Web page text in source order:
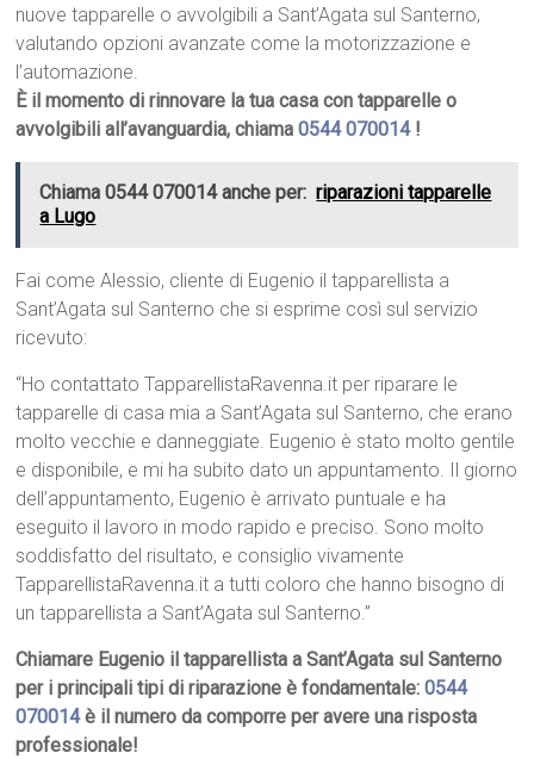
nuove tapparelle o avvolgibili a Sant’Agata sul Santerno,
valutando opzioni avanzate come la motorizzazione e
l’automazione.
È il momento di rinnovare la tua casa con tapparelle o
avvolgibili all’avanguardia, chiama0544 070014!
Chiama 0544 070014 anche per: riparazioni tapparelle
a Lugo
Fai come Alessio, cliente di Eugenio il tapparellista a
Sant’Agata sul Santerno che si esprime così sul servizio
ricevuto:
“Ho contattato TapparellistaRavenna.it per riparare le
tapparelle di casa mia a Sant’Agata sul Santerno, che erano
molto vecchie e danneggiate. Eugenio è stato molto gentile
e disponibile, e mi ha subito dato un appuntamento. Il giorno
dell’appuntamento, Eugenio è arrivato puntuale e ha
eseguito il lavoro in modo rapido e preciso. Sono molto
soddisfatto del risultato, e consiglio vivamente
TapparellistaRavenna.it a tutti coloro che hanno bisogno di
un tapparellista a Sant’Agata sul Santerno.”
Chiamare Eugenio il tapparellista a Sant’Agata sul Santerno
per i principali tipi di riparazione è fondamentale:0544
070014è il numero da comporre per avere una risposta
professionale!